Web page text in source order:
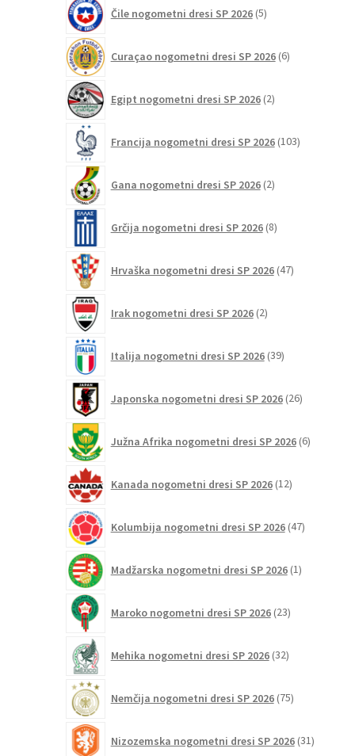
Čile nogometni dresi SP 2026 5izdelkov
Curaçao nogometni dresi SP 2026 6izdelkov
Egipt nogometni dresi SP 2026 2izdelka
Francija nogometni dresi SP 2026 103izdelki
Gana nogometni dresi SP 2026 2izdelka
Grčija nogometni dresi SP 2026 8izdelkov
Hrvaška nogometni dresi SP 2026 47izdelkov
Irak nogometni dresi SP 2026 2izdelka
Italija nogometni dresi SP 2026 39izdelkov
Japonska nogometni dresi SP 2026 26izdelkov
Južna Afrika nogometni dresi SP 2026 6izdelkov
Kanada nogometni dresi SP 2026 12izdelkov
Kolumbija nogometni dresi SP 2026 47izdelkov
Madžarska nogometni dresi SP 2026 1izdelek
Maroko nogometni dresi SP 2026 23izdelkov
Mehika nogometni dresi SP 2026 32izdelkov
Nemčija nogometni dresi SP 2026 75izdelkov
Nizozemska nogometni dresi SP 2026 31izdelkov